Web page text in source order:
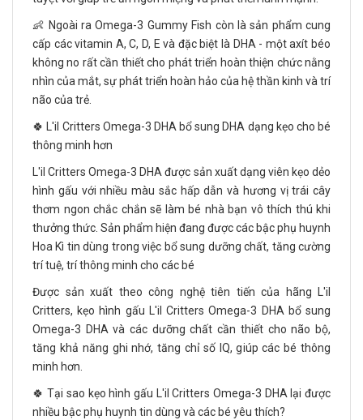
👶 Ngoài ra Omega-3 Gummy Fish còn là sản phẩm cung
cấp các vitamin A, C, D, E và đặc biệt là DHA - một axít béo
không no rất cần thiết cho phát triển hoàn thiện chức nằng
nhìn của mắt, sự phát triển hoàn hảo của hệ thần kinh và trí
não của trẻ.
🍀 L'il Critters Omega-3 DHA bổ sung DHA dạng kẹo cho bé
thông minh hơn
L'il Critters Omega-3 DHA được sản xuất dạng viên kẹo dẻo
hình gấu với nhiều màu sắc hấp dẫn và hương vị trái cây
thơm ngon chắc chắn sẽ làm bé nhà bạn vô thích thú khi
thưởng thức. Sản phẩm hiện đang được các bậc phụ huynh
Hoa Kì tin dùng trong việc bổ sung dưỡng chất, tăng cường
trí tuệ, trí thông minh cho các bé
Được sản xuất theo công nghệ tiên tiến của hãng L'il
Critters, kẹo hình gấu L'il Critters Omega-3 DHA bổ sung
Omega-3 DHA và các dưỡng chất cần thiết cho não bộ,
tăng khả năng ghi nhớ, tăng chỉ số IQ, giúp các bé thông
minh hơn.
🍀 Tại sao kẹo hình gấu L'il Critters Omega-3 DHA lại được
nhiều bậc phụ huynh tin dùng và các bé yêu thích?